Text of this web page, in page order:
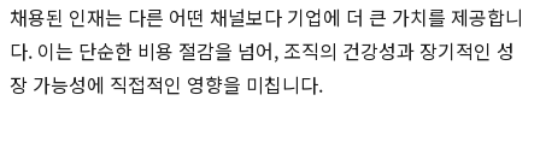
채용된 인재는 다른 어떤 채널보다 기업에 더 큰 가치를 제공합니
다. 이는 단순한 비용 절감을 넘어, 조직의 건강성과 장기적인 성
장 가능성에 직접적인 영향을 미칩니다.